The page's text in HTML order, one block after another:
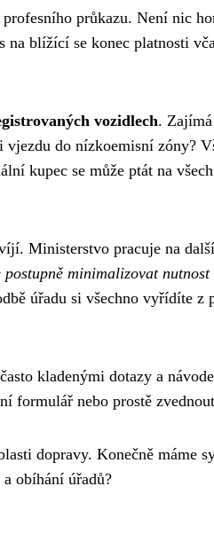
průkazu. Není nic
blížící se konec platnosti
vozidlech.
do nízkoemisní zóny?
kupec se může ptát na
Ministerstvo pracuje na
postupně minimalizovat nutnost
úřadu si všechno vyřídíte z
kladenými dotazy a
formulář nebo prostě
dopravy. Konečně máme
obíhání úřadů?